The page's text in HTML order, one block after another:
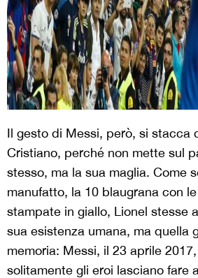
Il gesto di Messi, però, si stacca
Cristiano, perché non mette sul
stesso, ma la sua maglia. Come
manufatto, la 10 blaugrana con
stampate in giallo, Lionel stesse
sua esistenza umana, ma quella
memoria: Messi, il 23 aprile
solitamente gli eroi lasciano fare